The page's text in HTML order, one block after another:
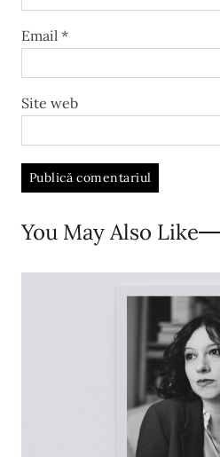
Email *
Site web
l
t
You May Also Like